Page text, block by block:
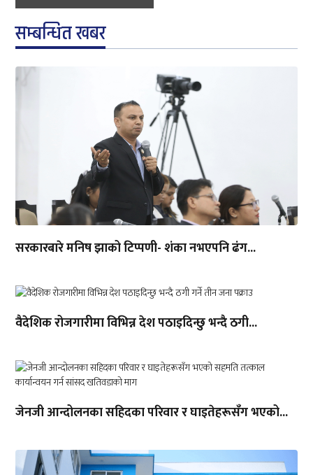
सम्बन्धित खबर
सरकारबारे मनिष झाको टिप्पणी- शंका नभएपनि ढंग...
वैदेशिक रोजगारीमा विभिन्न देश पठाइदिन्छु भन्दै ठगी...
जेनजी आन्दोलनका सहिदका परिवार र घाइतेहरूसँग भएको...